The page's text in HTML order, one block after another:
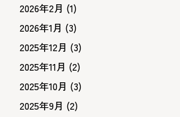
2026年2月 (1)
2026年1月 (3)
2025年12月 (3)
2025年11月 (2)
2025年10月 (3)
2025年9月 (2)